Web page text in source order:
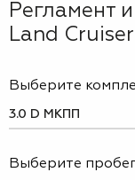
Регламент
Land
Выберите
Выберите